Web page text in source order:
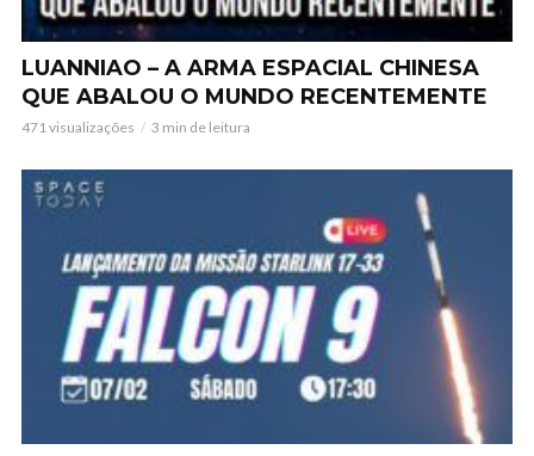
LUANNIAO – A ARMA ESPACIAL CHINESA
QUE ABALOU O MUNDO RECENTEMENTE
471 visualizações 3 min de leitura